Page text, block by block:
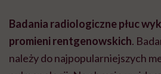
może chyba tylko
głupota i brak
wyobraźni"
pracy
Badania radiologiczne płuc
promieni rentgenowskich.
należy do najpopularniejszych